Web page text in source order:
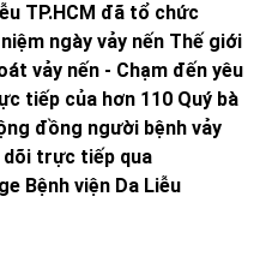
TP.HCM đã tổ chức
ngày vảy nến Thế giới
vảy nến - Chạm đến yêu
tiếp của hơn 110 Quý bà
đồng người bệnh vảy
dõi trực tiếp qua
Bệnh viện Da Liễu